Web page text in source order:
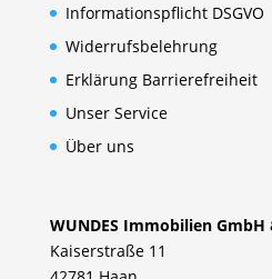
Informationspflicht DSGVO
Widerrufsbelehrung
Erklärung Barrierefreiheit
Unser Service
Über uns
WUNDES Immobilien GmbH
Kaiserstraße 11